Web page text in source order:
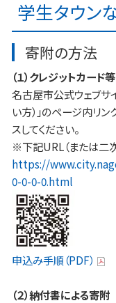
学生タウン
寄附の方法
（１）クレジットカード
名古屋市公式ウェブサ
い方）」のページ内リ
スしてください。
※下記URL（または二次
https://
0-0-0-0.html
申込み手順（PDF）
（２）納付書による寄附